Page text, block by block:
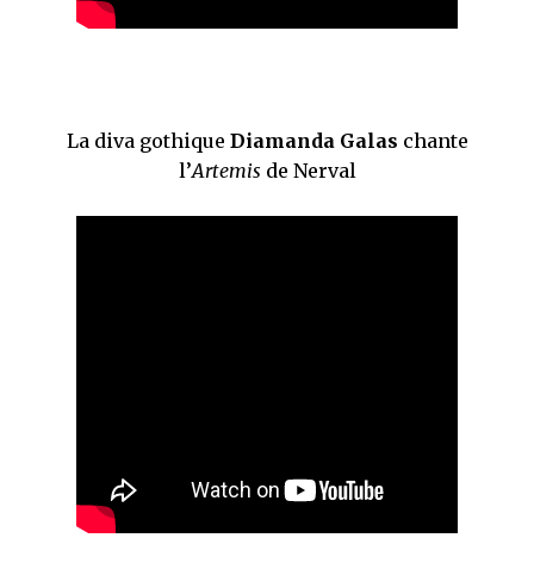
La diva gothique Diamanda Galas chante
l’Artemis de Nerval